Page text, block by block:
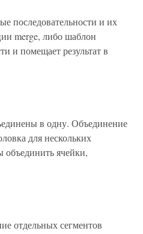
последовательности и их
merge, либо шаблон
и помещает результат в
в одну. Объединение
для нескольких
объединить ячейки,
отдельных сегментов